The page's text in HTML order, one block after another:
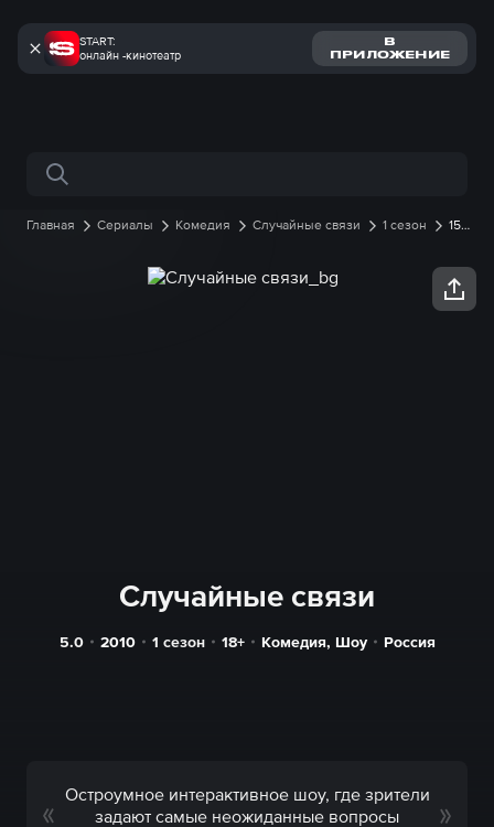
START:
онлайн -кинотеатр
В
ПРИЛОЖЕНИЕ
Поиск по сайту
Главная Сериалы Комедия Случайные связи 1 сезон
15
Случайные связи
5.0 2010 1 сезон 18+ Комедия, Шоу Россия
Остроумное интерактивное шоу, где зрители
задают самые неожиданные вопросы